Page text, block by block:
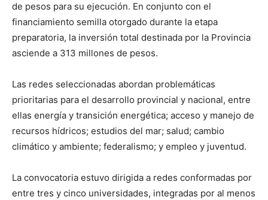
de pesos para su ejecución. En conjunto con el
financiamiento semilla otorgado durante la etapa
preparatoria, la inversión total destinada por la Provincia
asciende a 313 millones de pesos.
Las redes seleccionadas abordan problemáticas
prioritarias para el desarrollo provincial y nacional, entre
ellas energía y transición energética; acceso y manejo de
recursos hídricos; estudios del mar; salud; cambio
climático y ambiente; federalismo; y empleo y juventud.
La convocatoria estuvo dirigida a redes conformadas por
entre tres y cinco universidades, integradas por al menos